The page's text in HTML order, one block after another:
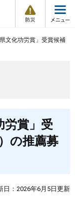
情
報
メ
ュ
文化功労賞」受賞候補
労賞」受
の推薦募
日：2026年6月5日更新